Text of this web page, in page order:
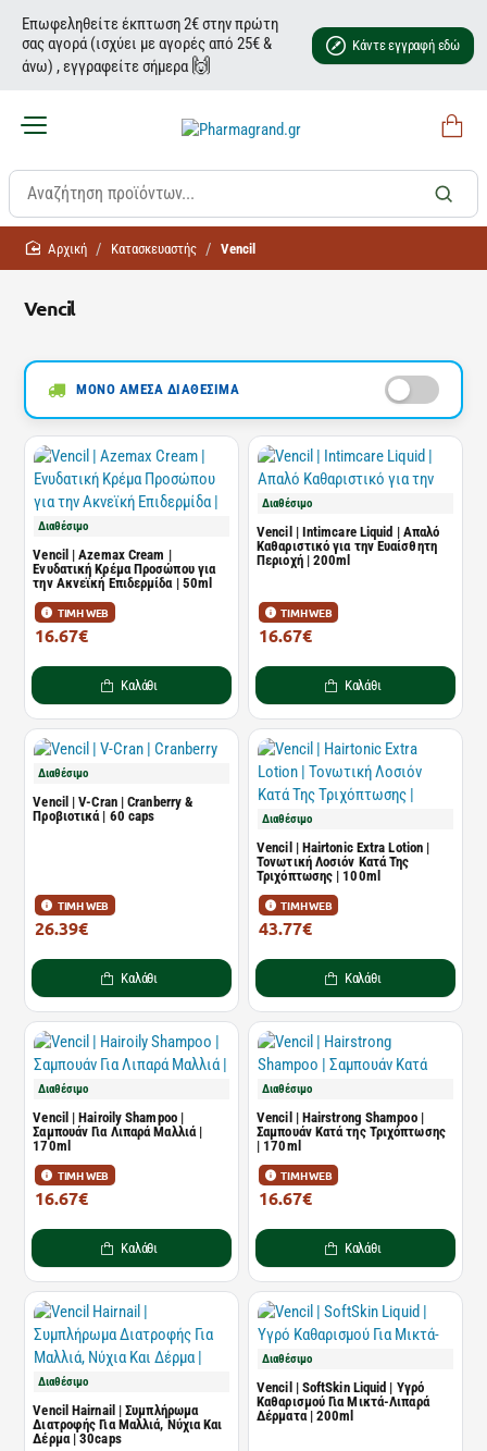
Επωφεληθείτε έκπτωση 2€ στην πρώτη
σας αγορά (ισχύει με αγορές από 25€ &
άνω) , εγγραφείτε σήμερα 🙌
Κάντε εγγραφή εδώ
Vencil
homeΚατασκευαστής Vencil
ΜΟΝΟ ΑΜΕΣΑ ΔΙΑΘΕΣΙΜΑ
Διαθέσιμο
Vencil | Azemax Cream |
Ενυδατική Κρέμα Προσώπου για
την Ακνεϊκή Επιδερμίδα | 50ml
ΤΙΜΗ WEB
16.67€
Καλάθι
Διαθέσιμο
Vencil | Intimcare Liquid | Απαλό
Καθαριστικό για την Ευαίσθητη
Περιοχή | 200ml
ΤΙΜΗ WEB
16.67€
Καλάθι
Διαθέσιμο
Vencil | V-Cran | Cranberry &
Προβιοτικά | 60 caps
ΤΙΜΗ WEB
26.39€
Καλάθι
Διαθέσιμο
Vencil | Hairtonic Extra Lotion |
Τονωτική Λοσιόν Κατά Της
Τριχόπτωσης | 100ml
ΤΙΜΗ WEB
43.77€
Καλάθι
Διαθέσιμο
Vencil | Hairoily Shampoo |
Σαμπουάν Για Λιπαρά Μαλλιά |
170ml
ΤΙΜΗ WEB
16.67€
Καλάθι
Διαθέσιμο
Vencil | Hairstrong Shampoo |
Σαμπουάν Κατά της Τριχόπτωσης
| 170ml
ΤΙΜΗ WEB
16.67€
Καλάθι
Διαθέσιμο
Vencil Hairnail | Συμπλήρωμα
Διατροφής Για Μαλλιά, Νύχια Και
Δέρμα | 30caps
Διαθέσιμο
Vencil | SoftSkin Liquid | Υγρό
Καθαρισμού Για Μικτά-Λιπαρά
Δέρματα | 200ml